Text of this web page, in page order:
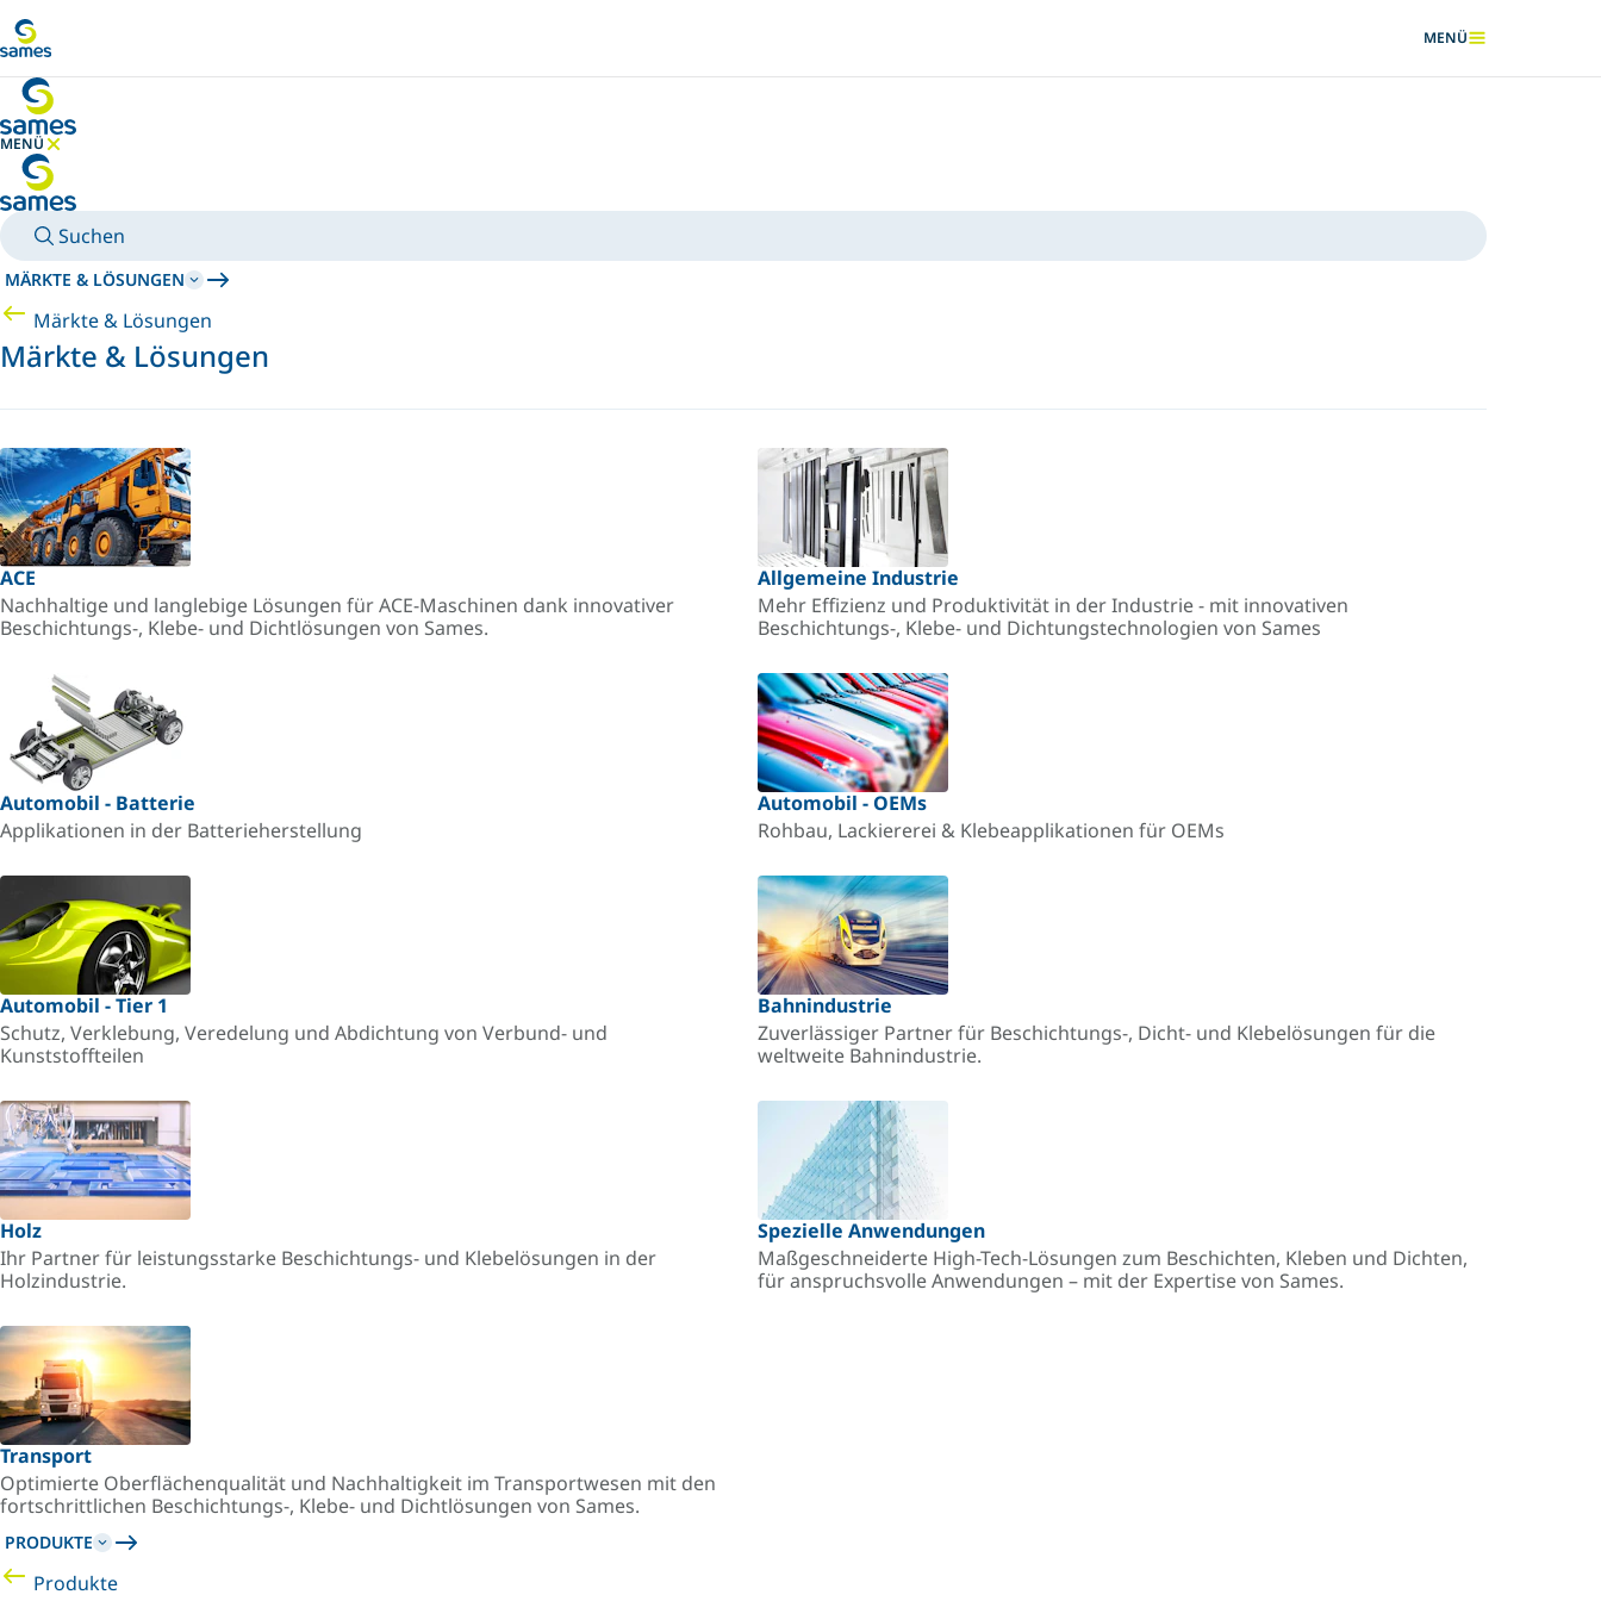
ANZEIGEN
MENÜ
MENÜ
MENÜ AUSBLENDEN
Suchen
MÄRKTE & LÖSUNGEN
Märkte & Lösungen
Märkte & Lösungen
ACE
Nachhaltige und langlebige Lösungen für ACE-Maschinen dank innovativer
Beschichtungs-, Klebe- und Dichtlösungen von Sames.
Allgemeine Industrie
Mehr Effizienz und Produktivität in der Industrie - mit innovativen
Beschichtungs-, Klebe- und Dichtungstechnologien von Sames
Automobil - Batterie
Applikationen in der Batterieherstellung
Automobil - OEMs
Rohbau, Lackiererei & Klebeapplikationen für OEMs
Automobil - Tier 1
Schutz, Verklebung, Veredelung und Abdichtung von Verbund- und
Kunststoffteilen
Bahnindustrie
Zuverlässiger Partner für Beschichtungs-, Dicht- und Klebelösungen für die
weltweite Bahnindustrie.
Holz
Ihr Partner für leistungsstarke Beschichtungs- und Klebelösungen in der
Holzindustrie.
Spezielle Anwendungen
Maßgeschneiderte High-Tech-Lösungen zum Beschichten, Kleben und Dichten,
für anspruchsvolle Anwendungen – mit der Expertise von Sames.
Transport
Optimierte Oberflächenqualität und Nachhaltigkeit im Transportwesen mit den
fortschrittlichen Beschichtungs-, Klebe- und Dichtlösungen von Sames.
PRODUKTE
Produkte